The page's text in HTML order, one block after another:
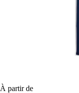
À partir de